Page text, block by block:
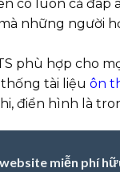
có luôn cả đáp
mà những người
phù hợp cho
tài liệu ôn
điển hình là
miễn phí